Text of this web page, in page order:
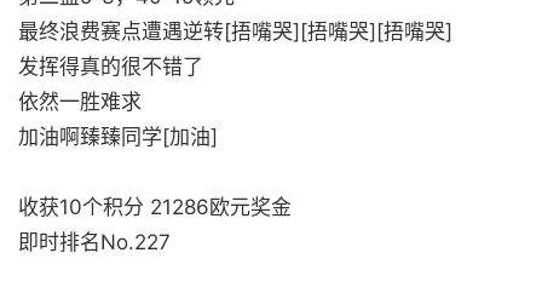
最终浪费赛点遭遇逆转[捂嘴哭][捂嘴哭][捂嘴哭]
发挥得真的很不错了
依然一胜难求
加油啊臻臻同学[加油]
收获10个积分 21286欧元奖金
即时排名No.227